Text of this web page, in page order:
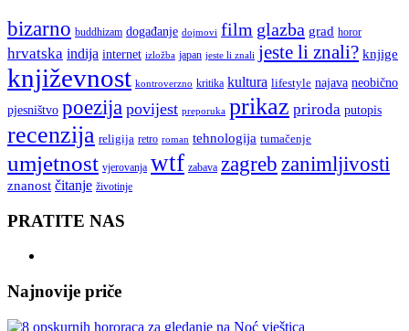
bizarno buddhizam događanje dojmovi film glazba grad horor
hrvatska indija internet izložba japan jeste li znali jeste li znali? knjige
književnost kontroverzno kritika kultura lifestyle najava neobično
pjesništvo poezija povijest preporuka prikaz priroda putopis
recenzija religija retro roman tehnologija tumačenje
umjetnost vjerovanja wtf zabava zagreb zanimljivosti
znanost čitanje životinje
PRATITE NAS
Najnovije priče